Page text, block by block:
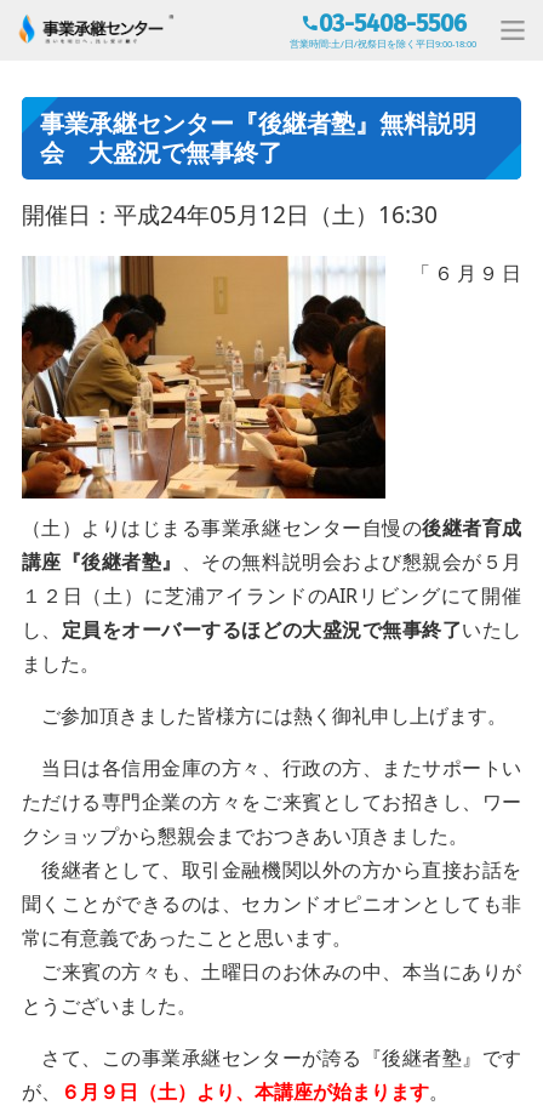
03-5408-5506
営業時間:土/日/祝祭日を除く平日9:00-18:00
事業承継センター『後継者塾』無料説明
会 大盛況で無事終了
開催日：平成24年05月12日（土）16:30
「６月９日
（土）よりはじまる事業承継センター自慢の後継者育成
講座『後継者塾』 、その無料説明会および懇親会が５月
１２日（土）に芝浦アイランドのAIRリビングにて開催
し、 定員をオーバーするほどの大盛況で無事終了いたし
ました。
ご参加頂きました皆様方には熱く御礼申し上げます。
当日は各信用金庫の方々、行政の方、またサポートい
ただける専門企業の方々をご来賓としてお招きし、ワー
クショップから懇親会までおつきあい頂きました。
後継者として、取引金融機関以外の方から直接お話を
聞くことができるのは、セカンドオピニオンとしても非
常に有意義であったことと思います。
ご来賓の方々も、土曜日のお休みの中、本当にありが
とうございました。
さて、この事業承継センターが誇る『後継者塾』です
が、
６月９日（土）より、本講座が始まります。